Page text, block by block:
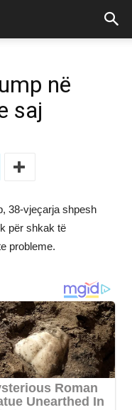
në
saj
38-vjeçarja shpesh
për shkak të
probleme.